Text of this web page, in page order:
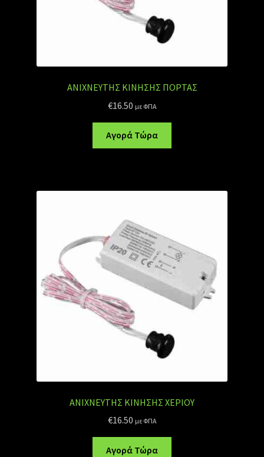
ΑΝΙΧΝΕΥΤΗΣ ΚΙΝΗΣΗΣ ΠΟΡΤΑΣ
€16.50 με ΦΠΑ
Αγορά Τώρα
ΑΝΙΧΝΕΥΤΗΣ ΚΙΝΗΣΗΣ ΧΕΡΙΟΥ
€16.50 με ΦΠΑ
Αγορά Τώρα